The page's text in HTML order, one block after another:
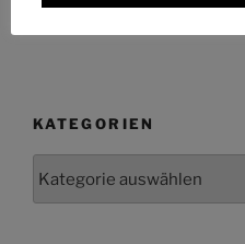
KATEGORIEN